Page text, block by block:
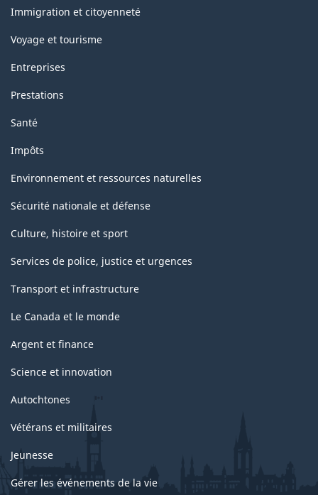
sujets
Immigration et citoyenneté
Voyage et tourisme
Entreprises
Prestations
Santé
Impôts
Environnement et ressources naturelles
Sécurité nationale et défense
Culture, histoire et sport
Services de police, justice et urgences
Transport et infrastructure
Le Canada et le monde
Argent et finance
Science et innovation
Autochtones
Vétérans et militaires
Jeunesse
Gérer les événements de la vie